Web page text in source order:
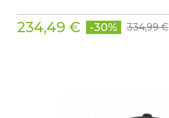
234,49 € -30% 334,99 €